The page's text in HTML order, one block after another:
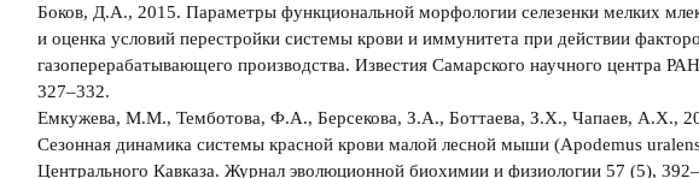
Боков, Д.А., 2015. Параметры функциональной морфологии селезенки мелких
и оценка условий перестройки системы крови и иммунитета при действии
газоперерабатывающего производства. Известия Самарского научного центра
327‒332.
Емкужева, М.М., Темботова, Ф.А., Берсекова, З.А., Боттаева, З.Х., Чапаев, А.Х.,
Сезонная динамика системы красной крови малой лесной мыши (Apodemus
Центрального Кавказа. Журнал эволюционной биохимии и физиологии 57 (5),